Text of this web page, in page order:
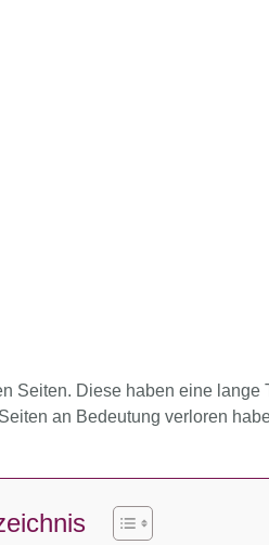
Seiten. Diese haben eine
an Bedeutung verloren